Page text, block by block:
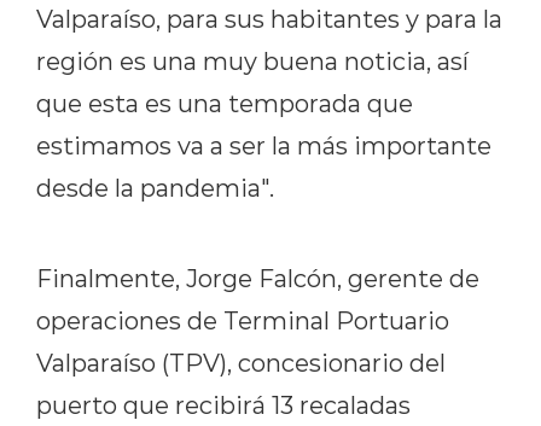
Valparaíso, para sus habitantes y para la
región es una muy buena noticia, así
que esta es una temporada que
estimamos va a ser la más importante
desde la pandemia".
Finalmente, Jorge Falcón, gerente de
operaciones de Terminal Portuario
Valparaíso (TPV), concesionario del
puerto que recibirá 13 recaladas